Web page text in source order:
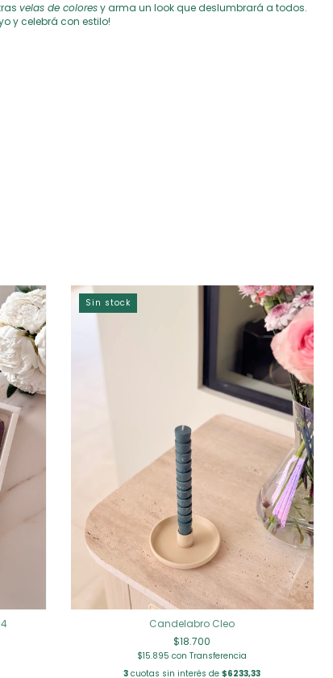
velas de coloresy arma un look que deslumbrará a todos.
y celebrá con estilo!
Sin stock
Candelabro Cleo
$18.700
$15.895con Transferencia
3 cuotas sin interés de$6233,33